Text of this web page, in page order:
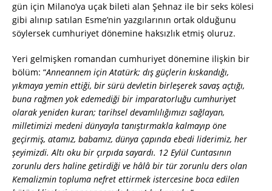
gün için Milano’ya uçak bileti alan Şehnaz ile bir seks kölesi
gibi alınıp satılan Esme’nin yazgılarının ortak olduğunu
söylersek cumhuriyet dönemine haksızlık etmiş oluruz.
Yeri gelmişken romandan cumhuriyet dönemine ilişkin bir
bölüm: “Anneannem için Atatürk; dış güçlerin kıskandığı,
yıkmaya yemin ettiği, bir sürü devletin birleşerek savaş açtığı,
buna rağmen yok edemediği bir imparatorluğu cumhuriyet
olarak yeniden kuran; tarihsel devamlılığımızı sağlayan,
milletimizi medeni dünyayla tanıştırmakla kalmayıp öne
geçirmiş, atamız, babamız, dünya çapında ebedi liderimiz, her
şeyimizdi. Altı oku bir çırpıda sayardı. 12 Eylül Cuntasının
zorunlu ders haline getirdiği ve hâlâ bir tür zorunlu ders olan
Kemalizmin topluma nefret ettirmek istercesine boca edilen